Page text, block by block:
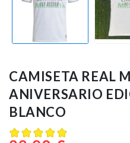
CAMISETA REAL
ANIVERSARIO
BLANCO